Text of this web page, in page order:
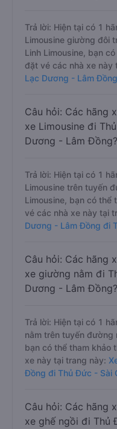
Trả lời: Hiện tại có 1
Limousine giường đôi
Linh Limousine, bạn
đặt vé các nhà xe này
Lạc Dương - Lâm
Câu hỏi: Các hãng
xe Limousine đi
Dương - Lâm Đồng?
Trả lời: Hiện tại có 1
Limousine trên tuyến
Limousine, bạn có thể
vé các nhà xe này tại
Dương - Lâm Đồng đi
Câu hỏi: Các hãng
xe giường nằm đi
Dương - Lâm Đồng?
Trả lời: Hiện tại có 1
nằm trên tuyến đường
bạn có thể tham khảo
xe này tại trang này:
Đồng đi Thủ Đức - Sài
Câu hỏi: Các hãng
xe ghế ngồi đi Thủ